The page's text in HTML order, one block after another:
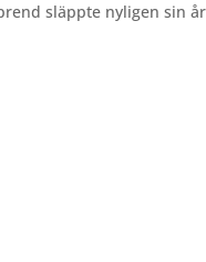
släppte nyligen sin